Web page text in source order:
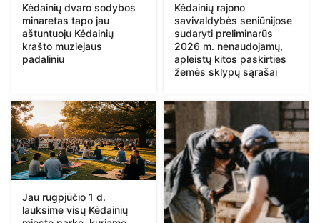
Kėdainių dvaro sodybos
minaretas tapo jau
aštuntuoju Kėdainių
krašto muziejaus
padaliniu
Kėdainių rajono
savivaldybės seniūnijose
sudaryti preliminarūs
2026 m. nenaudojamų,
apleistų kitos paskirties
žemės sklypų sąrašai
Jau rugpjūčio 1 d.
lauksime visų Kėdainių